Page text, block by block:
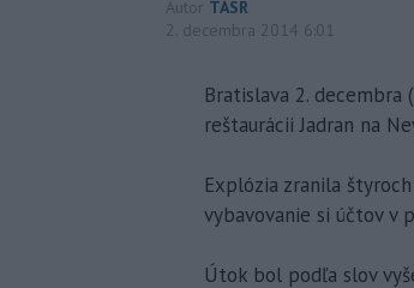
Autor TASR
2. decembra 2014 6:01
Bratislava 2. decembra
reštaurácii Jadran na
Explózia zranila
vybavovanie si účtov v
Útok bol podľa slov